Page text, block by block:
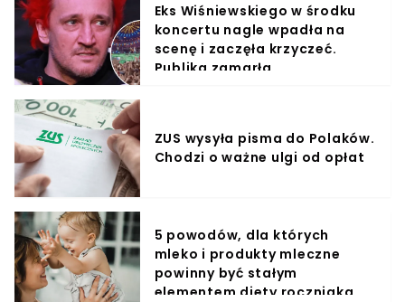
Eks Wiśniewskiego w środku
koncertu nagle wpadła na
scenę i zaczęła krzyczeć.
Publika zamarła
ZUS wysyła pisma do Polaków.
Chodzi o ważne ulgi od opłat
5 powodów, dla których
mleko i produkty mleczne
powinny być stałym
elementem diety roczniaka